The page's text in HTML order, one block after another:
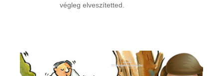
végleg elveszítetted.